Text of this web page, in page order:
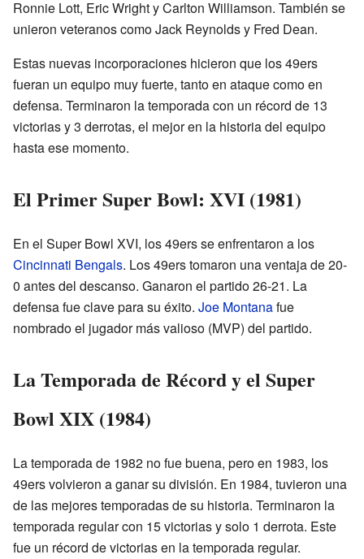
Ronnie Lott, Eric Wright y Carlton Williamson. También se
unieron veteranos como Jack Reynolds y Fred Dean.
Estas nuevas incorporaciones hicieron que los 49ers
fueran un equipo muy fuerte, tanto en ataque como en
defensa. Terminaron la temporada con un récord de 13
victorias y 3 derrotas, el mejor en la historia del equipo
hasta ese momento.
El Primer Super Bowl: XVI (1981)
En el Super Bowl XVI, los 49ers se enfrentaron a los
Cincinnati Bengals. Los 49ers tomaron una ventaja de 20-
0 antes del descanso. Ganaron el partido 26-21. La
defensa fue clave para su éxito. Joe Montanafue
nombrado el jugador más valioso (MVP) del partido.
La Temporada de Récord y el Super
Bowl XIX (1984)
La temporada de 1982 no fue buena, pero en 1983, los
49ers volvieron a ganar su división. En 1984, tuvieron una
de las mejores temporadas de su historia. Terminaron la
temporada regular con 15 victorias y solo 1 derrota. Este
fue un récord de victorias en la temporada regular.